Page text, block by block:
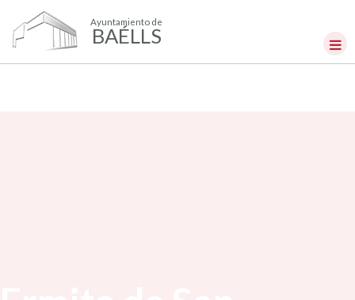
Ayuntamiento de
BAÉLLS